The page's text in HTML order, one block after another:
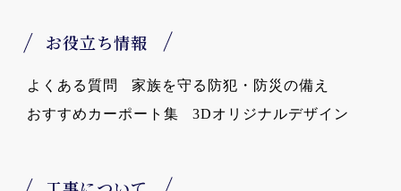
お役立ち情報
よくある質問
家族を守る防犯・防災の備え
おすすめカーポート集
3Dオリジナルデザイン